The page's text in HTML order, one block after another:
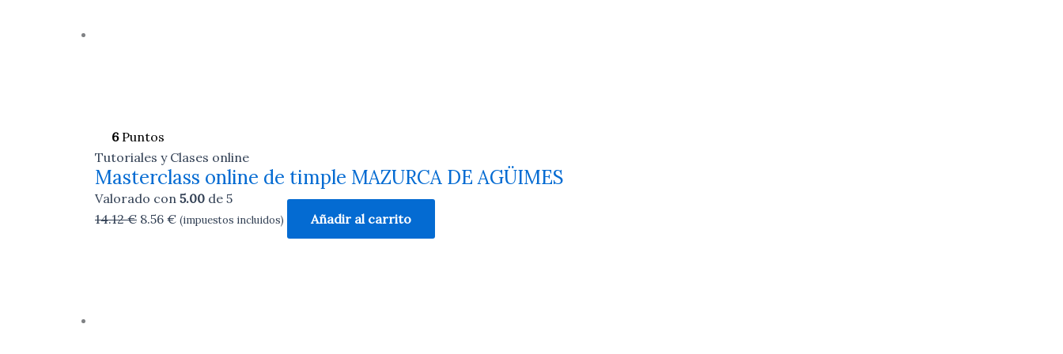
6Puntos
Tutoriales y Clases online
Masterclass online de timple MAZURCA DE AGÜIMES
Valorado con 5.00 de 5
14.12€ 8.56 € (impuestos incluidos) Añadir al carrito